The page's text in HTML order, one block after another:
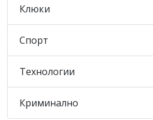
Клюки
Спорт
Технологии
Криминално